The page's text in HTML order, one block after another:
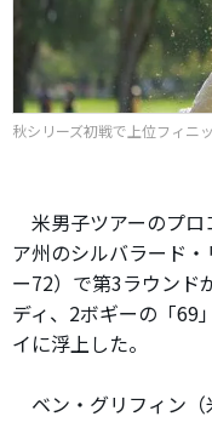
秋シリーズ初戦で上位フィニ
米男子ツアーのプロ
ア州のシルバラード
ー72）で第3ラウンド
ディ、2ボギーの「69
イに浮上した。
ベン・グリフィン（